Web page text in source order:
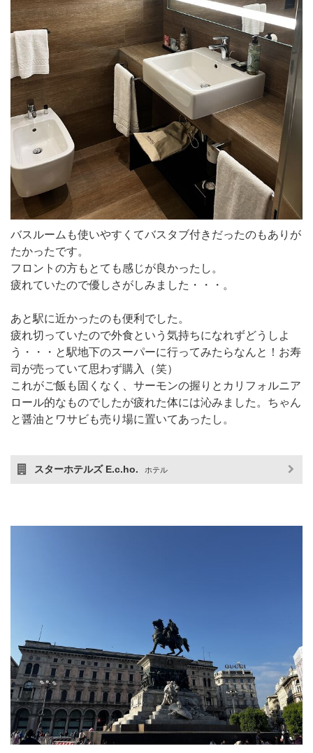
バスルームも使いやすくてバスタブ付きだったのもありが
たかったです。
フロントの方もとても感じが良かったし。
疲れていたので優しさがしみました・・・。
あと駅に近かったのも便利でした。
疲れ切っていたので外食という気持ちになれずどうしよ
う・・・と駅地下のスーパーに行ってみたらなんと！お寿
司が売っていて思わず購入（笑）
これがご飯も固くなく、サーモンの握りとカリフォルニア
ロール的なものでしたが疲れた体には沁みました。ちゃん
と醤油とワサビも売り場に置いてあったし。
スターホテルズ E.c.ho. ホテル